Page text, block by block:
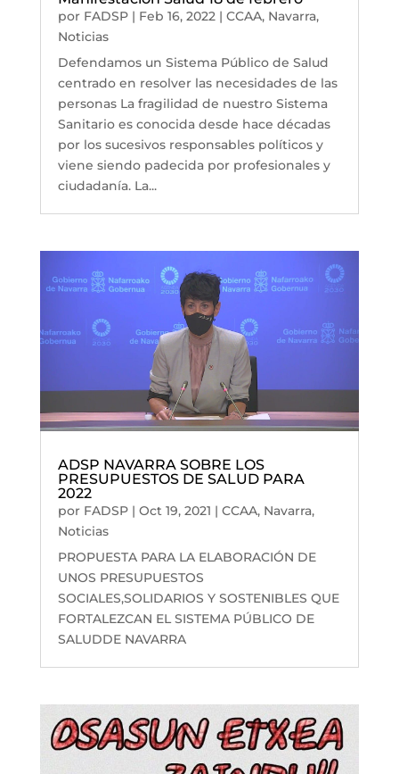
por FADSP| Feb 16, 2022| CCAA, Navarra,
Noticias
Defendamos un Sistema Público de Salud
centrado en resolver las necesidades de las
personas La fragilidad de nuestro Sistema
Sanitario es conocida desde hace décadas
por los sucesivos responsables políticos y
viene siendo padecida por profesionales y
ciudadanía. La...
ADSP NAVARRA SOBRE LOS
PRESUPUESTOS DE SALUD PARA
2022
por FADSP| Oct 19, 2021 | CCAA, Navarra,
Noticias
PROPUESTA PARA LA ELABORACIÓN DE
UNOS PRESUPUESTOS
SOCIALES,SOLIDARIOS Y SOSTENIBLES QUE
FORTALEZCAN EL SISTEMA PÚBLICO DE
SALUDDE NAVARRA